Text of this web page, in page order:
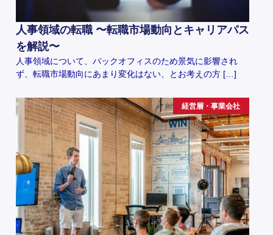
人事領域の転職 〜転職市場動向とキャリアパス
を解説〜
人事領域について、バックオフィスのため景気に影響され
ず、転職市場動向にあまり変化はない、とお考えの方 […]
経営層・事業会社